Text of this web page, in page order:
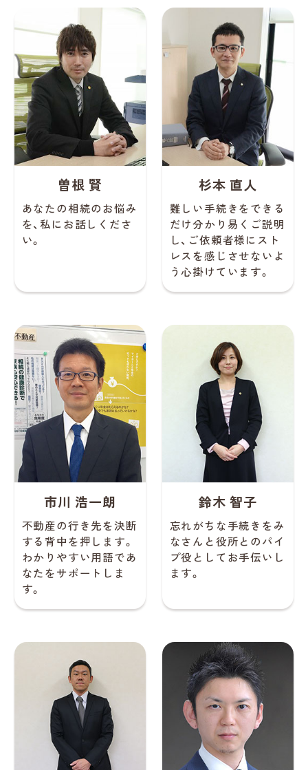
曽根 賢
あなたの相続のお悩み
を、私にお話しくださ
い。
杉本 直人
難しい手続きをできる
だけ分かり易くご説明
し、ご依頼者様にスト
レスを感じさせないよ
う心掛けています。
市川 浩一朗
不動産の行き先を決断
する背中を押します。
わかりやすい用語であ
なたをサポートしま
す。
鈴木 智子
忘れがちな手続きをみ
なさんと役所とのパイ
プ役としてお手伝いし
ます。